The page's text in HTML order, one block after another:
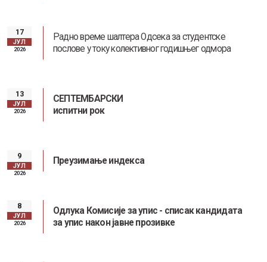
17
ЈУЛ
2026
Радно време шалтера Одсека за студентске
послове у току колективног годишњег одмора
13
ЈУЛ
2026
СЕПТЕМБАРСКИ
испитни рок
9
ЈУЛ
2026
Преузимање индекса
8
ЈУЛ
2026
Одлука Комисије за упис - списак кандидата
за упис након јавне прозивке